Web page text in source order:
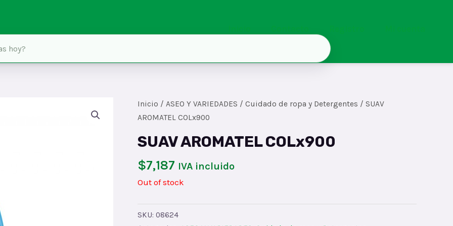
Inicio / ASEO Y VARIEDADES / Cuidado de ropa y Detergentes / SUAV
AROMATEL COLx900
SUAV AROMATEL COLx900
$7,187 IVA incluido
Out of stock
SKU: 08624